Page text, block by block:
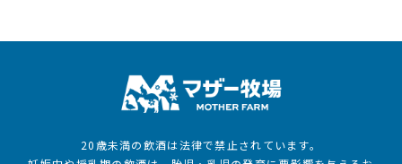
20歳未満の飲酒は法律で禁止されています。